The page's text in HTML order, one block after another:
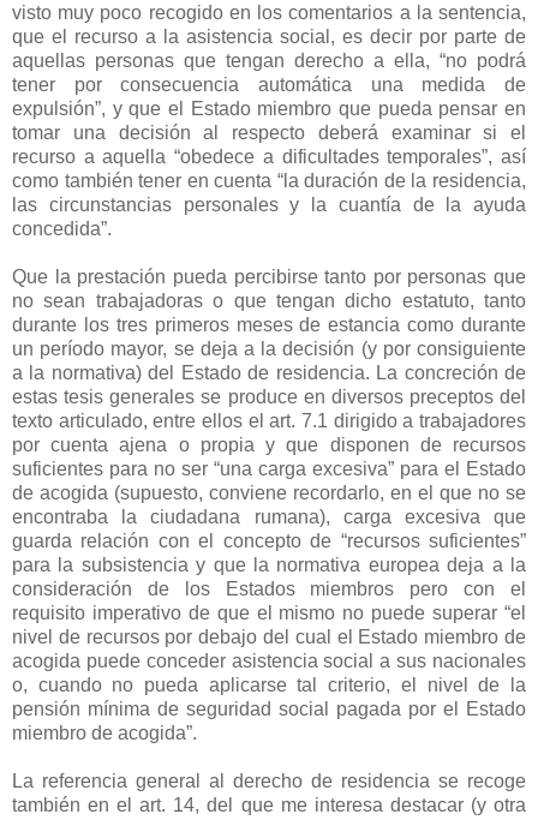
visto muy poco recogido en los comentarios a la sentencia,
que el recurso a la asistencia social, es decir por parte de
aquellas personas que tengan derecho a ella, “no podrá
tener por consecuencia automática una medida de
expulsión”, y que el Estado miembro que pueda pensar en
tomar una decisión al respecto deberá examinar si el
recurso a aquella “obedece a dificultades temporales”, así
como también tener en cuenta “la duración de la residencia,
las circunstancias personales y la cuantía de la ayuda
concedida”.
Que la prestación pueda percibirse tanto por personas que
no sean trabajadoras o que tengan dicho estatuto, tanto
durante los tres primeros meses de estancia como durante
un período mayor, se deja a la decisión (y por consiguiente
a la normativa) del Estado de residencia. La concreción de
estas tesis generales se produce en diversos preceptos del
texto articulado, entre ellos el art. 7.1 dirigido a trabajadores
por cuenta ajena o propia y que disponen de recursos
suficientes para no ser “una carga excesiva” para el Estado
de acogida (supuesto, conviene recordarlo, en el que no se
encontraba la ciudadana rumana), carga excesiva que
guarda relación con el concepto de “recursos suficientes”
para la subsistencia y que la normativa europea deja a la
consideración de los Estados miembros pero con el
requisito imperativo de que el mismo no puede superar “el
nivel de recursos por debajo del cual el Estado miembro de
acogida puede conceder asistencia social a sus nacionales
o, cuando no pueda aplicarse tal criterio, el nivel de la
pensión mínima de seguridad social pagada por el Estado
miembro de acogida”.
La referencia general al derecho de residencia se recoge
también en el art. 14, del que me interesa destacar (y otra